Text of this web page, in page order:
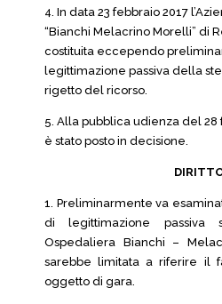
4. In data 23 febbraio 2017
“Bianchi Melacrino Morelli” di
costituita eccependo
legittimazione passiva della
rigetto del ricorso.
5. Alla pubblica udienza del 28
è stato posto in decisione.
1. Preliminarmente va
di legittimazione passiva
Ospedaliera Bianchi –
sarebbe limitata a riferire il
oggetto di gara.